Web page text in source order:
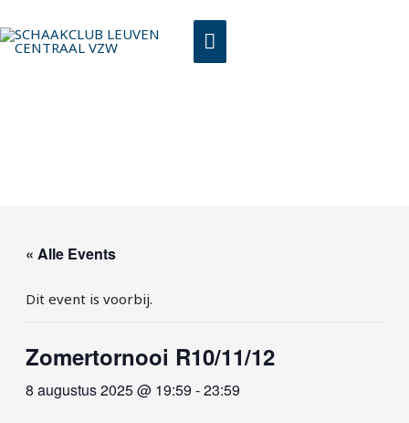
naar
HOOFDMENU
« Alle Events
Dit event is voorbij.
Zomertornooi R10/11/12
8 augustus 2025 @ 19:59 -23:59